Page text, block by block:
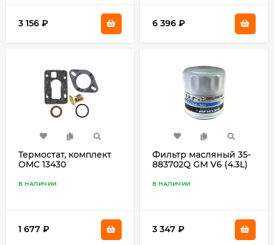
3 156 ₽ 6 396 ₽
Термостат, комплект
OMC 13430
В НАЛИЧИИ
1 677 ₽
Фильтр масляный 35-
883702Q GM V6 (4.3L)
В НАЛИЧИИ
3 347 ₽